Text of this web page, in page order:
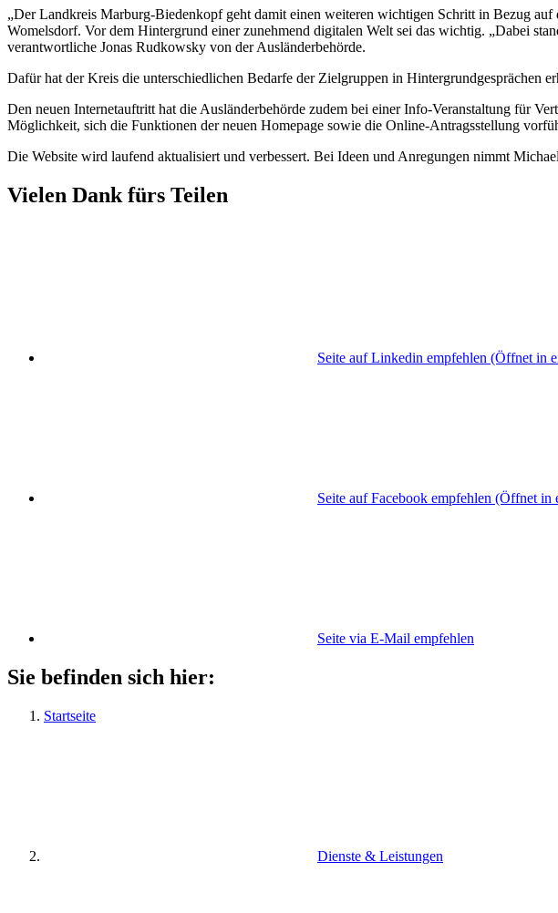
„Der Landkreis Marburg-Biedenkopf geht damit einen weiteren wichtigen Schritt in Bezug
Womelsdorf. Vor dem Hintergrund einer zunehmend digitalen Welt sei das wichtig. „Dabei
verantwortliche Jonas Rudkowsky von der Ausländerbehörde.
Dafür hat der Kreis die unterschiedlichen Bedarfe der Zielgruppen in Hintergrundgesprächen
Den neuen Internetauftritt hat die Ausländerbehörde zudem bei einer Info-Veranstaltung für
Möglichkeit, sich die Funktionen der neuen Homepage sowie die Online-Antragsstellung
Die Website wird laufend aktualisiert und verbessert. Bei Ideen und Anregungen nimmt
Vielen Dank fürs Teilen
Seite auf Linkedin empfehlen (Öffnet in
Seite auf Facebook empfehlen (Öffnet in
Seite via E-Mail empfehlen
Sie befinden sich hier:
Startseite
Dienste & Leistungen